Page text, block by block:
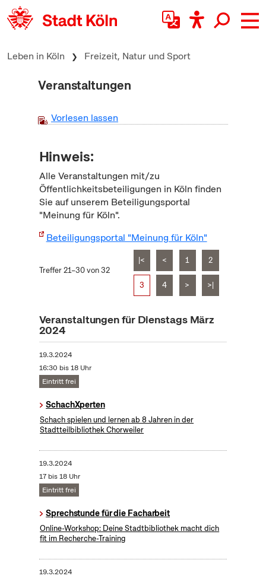
zum Inhalt springen
Leben in Köln Freizeit, Natur und Sport
Veranstaltungen
Vorlesen lassen
Hinweis:
Alle Veranstaltungen mit/zu
Öffentlichkeitsbeteiligungen in Köln finden
Sie auf unserem Beteiligungsportal
"Meinung für Köln".
Beteiligungsportal "Meinung für Köln"
Treffer 21–30 von 32
|< < 1 2
3 4 > >|
Veranstaltungen für Dienstags März
2024
19.3.2024
16:30 bis 18 Uhr
Eintritt frei
SchachXperten
Schach spielen und lernen ab 8 Jahren in der
Stadtteilbibliothek Chorweiler
19.3.2024
17 bis 18 Uhr
Eintritt frei
Sprechstunde für die Facharbeit
Online-Workshop: Deine Stadtbibliothek macht dich
fit im Recherche-Training
19.3.2024